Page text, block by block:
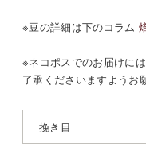
※豆の詳細は下のコラム
※ネコポスでのお届けに
了承くださいますようお